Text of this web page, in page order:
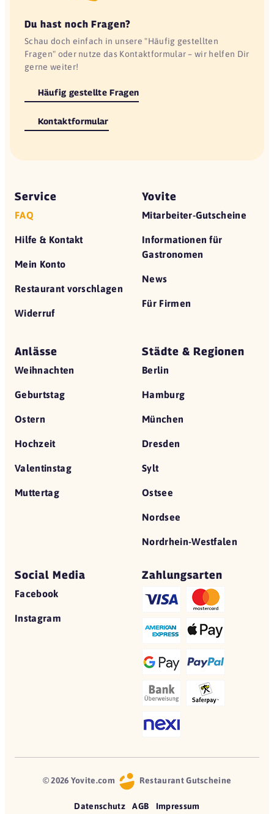
Du hast noch Fragen?
Schau doch einfach in unsere "Häufig gestellten
Fragen" oder nutze das Kontaktformular – wir helfen Dir
gerne weiter!
Häufig gestellte Fragen
Kontaktformular
Service
FAQ
Hilfe & Kontakt
Mein Konto
Restaurant vorschlagen
Widerruf
Yovite
Mitarbeiter-Gutscheine
Informationen für
Gastronomen
News
Für Firmen
Anlässe
Weihnachten
Geburtstag
Ostern
Hochzeit
Valentinstag
Muttertag
Städte & Regionen
Berlin
Hamburg
München
Dresden
Sylt
Ostsee
Nordsee
Nordrhein-Westfalen
Social Media
Facebook
Instagram
Zahlungsarten
© 2026 Yovite.com Restaurant Gutscheine
Datenschutz AGB Impressum